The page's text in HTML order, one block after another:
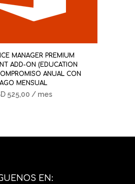
MANAGER PREMIUM
ADD-ON (EDUCATION
ANUAL CON
MENSUAL
525,00 / mes
EN: